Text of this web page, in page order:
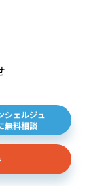
シェルジュ
無料相談